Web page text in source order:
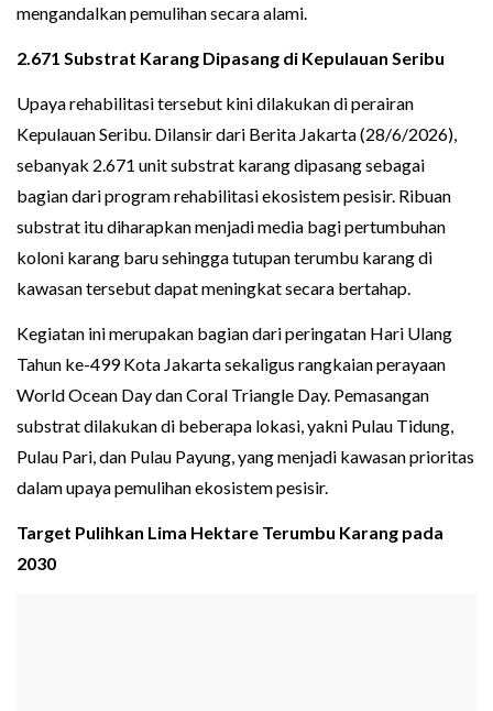
mengandalkan pemulihan secara alami.
2.671 Substrat Karang Dipasang di Kepulauan Seribu
Upaya rehabilitasi tersebut kini dilakukan di perairan
Kepulauan Seribu. Dilansir dari Berita Jakarta (28/6/2026),
sebanyak 2.671 unit substrat karang dipasang sebagai
bagian dari program rehabilitasi ekosistem pesisir. Ribuan
substrat itu diharapkan menjadi media bagi pertumbuhan
koloni karang baru sehingga tutupan terumbu karang di
kawasan tersebut dapat meningkat secara bertahap.
Kegiatan ini merupakan bagian dari peringatan Hari Ulang
Tahun ke-499 Kota Jakarta sekaligus rangkaian perayaan
World Ocean Day dan Coral Triangle Day. Pemasangan
substrat dilakukan di beberapa lokasi, yakni Pulau Tidung,
Pulau Pari, dan Pulau Payung, yang menjadi kawasan prioritas
dalam upaya pemulihan ekosistem pesisir.
Target Pulihkan Lima Hektare Terumbu Karang pada
2030